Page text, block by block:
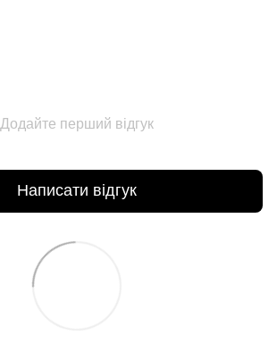
Додайте перший відгук
Написати відгук